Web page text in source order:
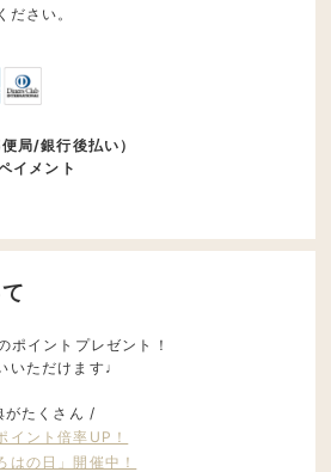
ださい。
局/銀行後払い）
イメント
イントプレゼント！
いただけます♩
がたくさん /
イント倍率UP！
はの日」開催中！